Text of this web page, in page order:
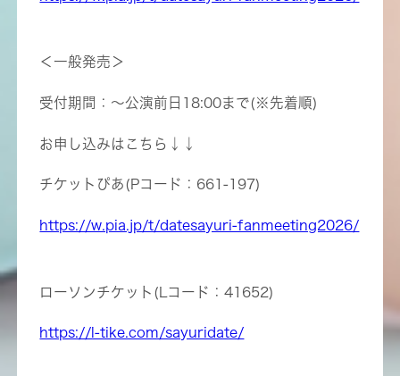
＜一般発売＞
受付期間：〜公演前日18:00まで(※先着順)
お申し込みはこちら↓↓
チケットぴあ(Pコード：661-197)
https://w.pia.jp/t/datesayuri-fanmeeting2026/
ローソンチケット(Lコード：41652)
https://l-tike.com/sayuridate/